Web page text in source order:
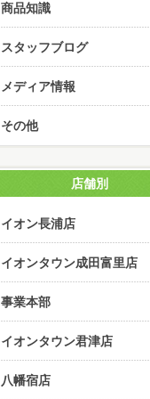
商品知識
スタッフブログ
メディア情報
その他
店舗別
イオン長浦店
イオンタウン成田富里店
事業本部
イオンタウン君津店
八幡宿店